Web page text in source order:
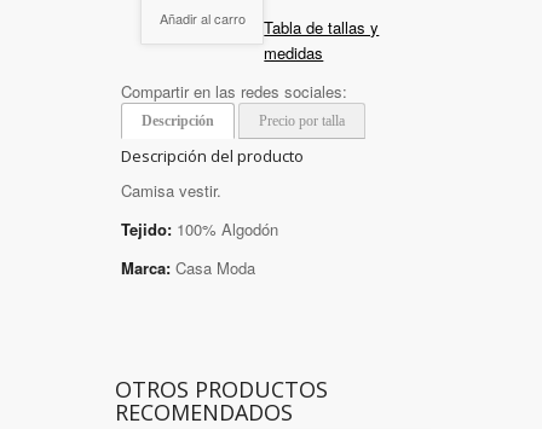
Añadir al carro
Tabla de tallas y
medidas
Compartir en las redes sociales:
Descripción Precio por talla
Descripción del producto
Camisa vestir.
Tejido: 100% Algodón
Marca: Casa Moda
OTROS PRODUCTOS
RECOMENDADOS